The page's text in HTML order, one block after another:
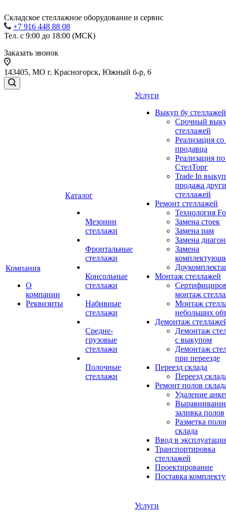
Складское стеллажное оборудование и сервис
+7 916 448 88 08
Тел. с 9:00 до 18:00 (МСК)
Заказать звонок
143405, МО г. Красногорск, Южный б-р, 6
Компания
О
компании
Реквизиты
Каталог
Мезонин
стеллажи
Фронтальные
стеллажи
Консольные
стеллажи
Набивные
стеллажи
Средне-
грузовые
стеллажи
Полочные
стеллажи
Услуги
Выкуп бу стеллажей
Срочный
стеллажей
Реализация со
продавца
Реализация
СтелТорг
Trade In
продажа
стеллажей
Ремонт стеллажей
Технология
Замена стоек
Замена рам
Замена
Замена
Монтаж стеллажей
монтаж
Монтаж
небольших
Демонтаж
Демонтаж
с выкупом
Демонтаж
при переезде
Переезд склада
Переезд
Ремонт полов
Удаление
заливка полов
Разметка
склада
Ввод в
Транспортировка
стеллажей
Проектирование
Поставка
Услуги